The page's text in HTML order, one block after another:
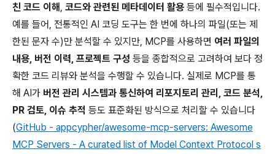
친 코드 이해, 코드와 관련된 메타데이터 활용 등에 필수적입니다.
예를 들어, 전통적인 AI 코딩 도구는 한 번에 하나의 파일(또는 제
한된 문자 수)만 분석할 수 있지만, MCP를 사용하면 여러 파일의
내용, 버전 이력, 프로젝트 구성 등을 종합적으로 고려하여 보다 정
확한 코드 리뷰와 분석을 수행할 수 있습니다. 실제로 MCP를 통
해 AI가 버전 관리 시스템과 통신하여 리포지토리 관리, 코드 분석,
PR 검토, 이슈 추적 등도 표준화된 방식으로 처리할 수 있습니다
(GitHub - appcypher/awesome-mcp-servers: Awesome
MCP Servers - A curated list of Model Context Protocol s